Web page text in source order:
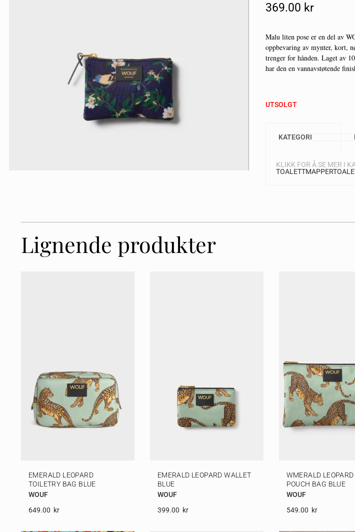
369.00 Kr
Malu liten pose er en del av
oppbevaring av mynter, kort,
trenger for hånden. Laget av
har den en vannavstøtende
UTSOLGT
KATEGORI
KLIKK FOR Å SE MER I
TOALETTMAPPER
Lignende produkter
EMERALD LEOPARD
TOILETRY BAG BLUE
WOUF
649.00 Kr
EMERALD LEOPARD WALLET
BLUE
WOUF
399.00 Kr
WMERALD LEOPARD
POUCH BAG BLUE
WOUF
549.00 Kr